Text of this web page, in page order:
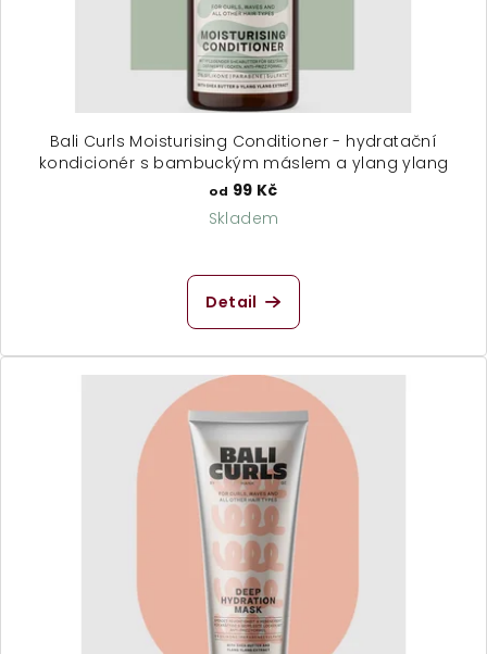
Bali Curls Moisturising Conditioner - hydratační
kondicionér s bambuckým máslem a ylang ylang
od 99 Kč
Skladem
hodnocení
produktu
z
hvězdiček.
Detail